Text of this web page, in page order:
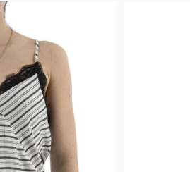
210009 off white